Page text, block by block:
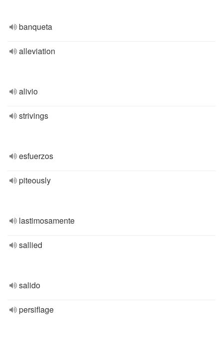
banqueta
alleviation
alivio
strivings
esfuerzos
piteously
lastimosamente
sallied
salido
persiflage